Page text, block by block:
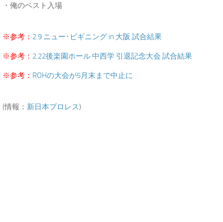
・俺のベスト入場
※参考： 2.9 ニュー･ビギニング in 大阪 試合結果
※参考： 2.22後楽園ホール 中西学 引退記念大会 試合結果
※参考： ROHの大会が5月末まで中止に
(情報： 新日本プロレス)